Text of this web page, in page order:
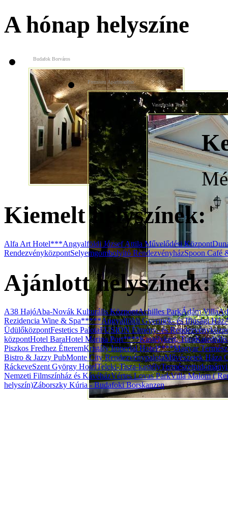
A hónap helyszíne
Budafok Borváros
Premium Apartmanház
Vasmacska Terasz
Kiemelt helyszínek:
Alfa Art Hotel***Angyalföldi József Attila Művelődési Központ
RendezvényközpontSelyemgombolyító RendezvényházSpoon Café
Ajánlott helyszínek:
A38 HajóAba-Novák Kulturális KözpontAchilles ParkÁdám Villa
Rezidencia Wine & Spa*****Angyalföldi Gyermek- és Ifjúsági Ház
ÜdülőközpontFestetics PalotaFUSION Élmény- és
központHotel BaraHotel Marina Port****Kastélykert, Tura
Piszkos Fredhez ÉtteremKristály Imperial Hotel****Magyar
Bistro & Jazzy PubMonte City RendezvénypalotaMűvészetek Háza
RáckeveSzent György HotelTeleki-Tisza-kastély
Nemzeti Filmszínház és KávéházVértes Lovas ParkVilla Malom (
helyszín)Záborszky Kúria - Budafoki Borskanzen